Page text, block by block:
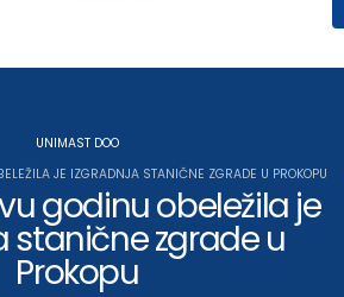
godinu obeležila je
stanične zgrade u
Prokopu
UNIMAST DOO
JE IZGRADNJA STANIČNE ZGRADE U PROKOPU